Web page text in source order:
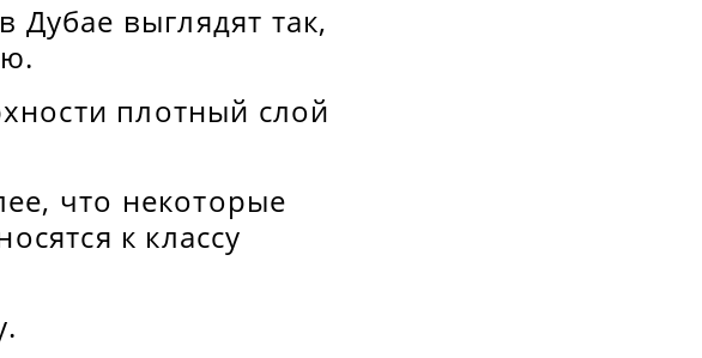
выглядят так,
плотный слой
что некоторые
к классу